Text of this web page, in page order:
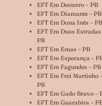
EFT Em Desterro – PB
EFT Em Diamante – PB
EFT Em Dona Inês – PB
EFT Em Duas Estradas
PB
EFT Em Emas – PB
EFT Em Esperança –
EFT Em Fagundes – PB
EFT Em Frei Martinho
PB
EFT Em Gado Bravo –
EFT Em Guarabira –